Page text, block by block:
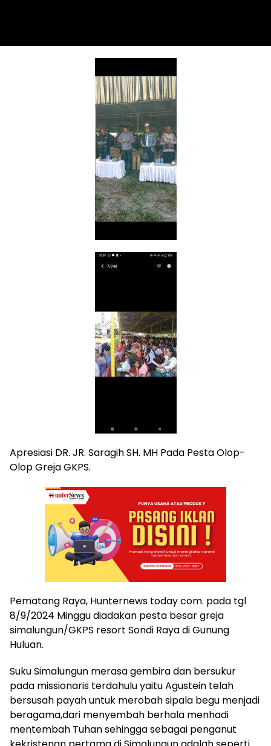
Apresiasi DR. JR. Saragih SH. MH Pada Pesta Olop-
Olop Greja GKPS.
Pematang Raya, Hunternews today com. pada tgl
8/9/2024 Minggu diadakan pesta besar greja
simalungun/GKPS resort Sondi Raya di Gunung
Huluan.
Suku Simalungun merasa gembira dan bersukur
pada missionaris terdahulu yaitu Agustein telah
bersusah payah untuk merobah sipala begu menjadi
beragama,dari menyembah berhala menhadi
mentembah Tuhan sehingga sebagai penganut